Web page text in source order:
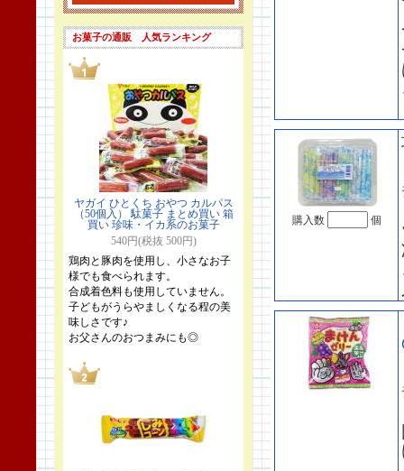
お菓子の通販 人気ランキング
ヤガイ ひとくち おやつ カルパス
（50個入） 駄菓子 まとめ買い 箱
買い 珍味・イカ系のお菓子
540円(税抜 500円)
鶏肉と豚肉を使用し、小さなお子
様でも食べられます。
合成着色料も使用していません。
子どもがうらやましくなる程の美
味しさです♪
お父さんのおつまみにも◎
購入数 個